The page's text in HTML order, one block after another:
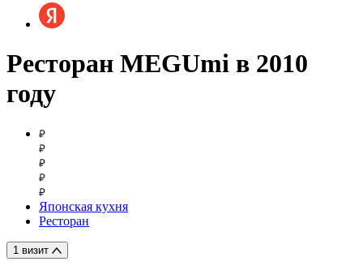
Ресторан MEGUmi в 2010
году
Японская кухня
Ресторан
1 визит